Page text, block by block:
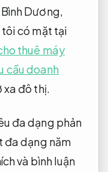
Dương,
có mặt tại
thuê máy
cầu doanh
xa đô thị.
đa dạng phản
đa dạng năm
và bình luận